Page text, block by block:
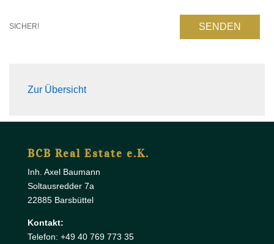
SICHER! SENDEN
Zur Übersicht
BCB Real Estate e.K.
Inh. Axel Baumann
Soltausredder 7a
22885 Barsbüttel
Kontakt:
Telefon: +49 40 769 773 35